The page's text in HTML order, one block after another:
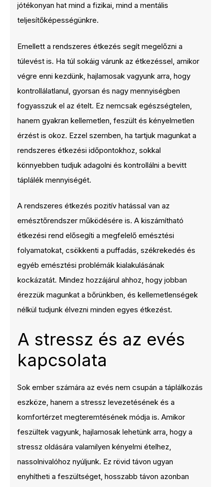
jótékonyan hat mind a fizikai, mind a mentális
teljesítőképességünkre.
Emellett a rendszeres étkezés segít megelőzni a
túlevést is. Ha túl sokáig várunk az étkezéssel, amikor
végre enni kezdünk, hajlamosak vagyunk arra, hogy
kontrollálatlanul, gyorsan és nagy mennyiségben
fogyasszuk el az ételt. Ez nemcsak egészségtelen,
hanem gyakran kellemetlen, feszült és kényelmetlen
érzést is okoz. Ezzel szemben, ha tartjuk magunkat a
rendszeres étkezési időpontokhoz, sokkal
könnyebben tudjuk adagolni és kontrollálni a bevitt
táplálék mennyiségét.
A rendszeres étkezés pozitív hatással van az
emésztőrendszer működésére is. A kiszámítható
étkezési rend elősegíti a megfelelő emésztési
folyamatokat, csökkenti a puffadás, székrekedés és
egyéb emésztési problémák kialakulásának
kockázatát. Mindez hozzájárul ahhoz, hogy jobban
érezzük magunkat a bőrünkben, és kellemetlenségek
nélkül tudjunk élvezni minden egyes étkezést.
A stressz és az evés
kapcsolata
Sok ember számára az evés nem csupán a táplálkozás
eszköze, hanem a stressz levezetésének és a
komfortérzet megteremtésének módja is. Amikor
feszültek vagyunk, hajlamosak lehetünk arra, hogy a
stressz oldására valamilyen kényelmi ételhez,
nassolnivalóhoz nyúljunk. Ez rövid távon ugyan
enyhítheti a feszültséget, hosszabb távon azonban